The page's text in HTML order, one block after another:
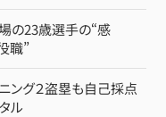
の23歳選手の“感
職”
ング２盗塁も自己採点
ル